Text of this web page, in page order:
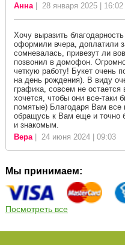
Анна| 28 января 2025 | 16:02
Хочу выразить
оформили вчера, доплатили
сомневалась, привезут ли
позвонил в домофон.
четкую работу! Букет очень
на день рождения). В виду
графика, совсем не остается
хочется, чтобы они все-таки
помятые) Благодаря Вам все
обращусь к Вам еще и точно
и знакомым.
Вера| 24 июня 2024 | 09:03
Мы принимаем:
Посмотреть все